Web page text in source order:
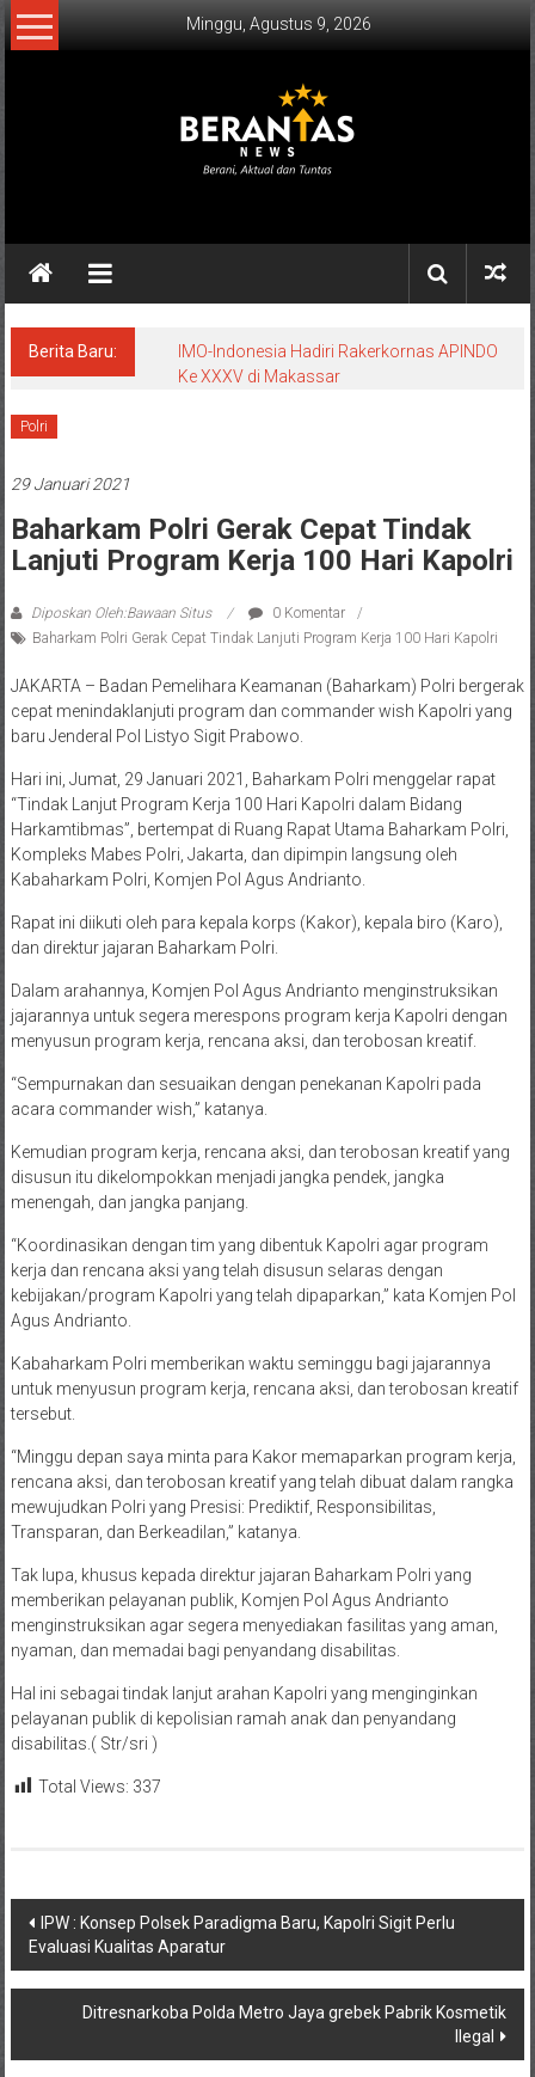
Lompat
ke
Minggu, Agustus 9, 2026
NEWS
Aktual
Tuntas.
Berita Baru:
IMO-Indonesia Hadiri Rakerkornas APINDO
Ke XXXV di Makassar
Polri
29 Januari 2021
Baharkam Polri Gerak Cepat Tindak
Lanjuti Program Kerja 100 Hari Kapolri
Diposkan Oleh:Bawaan Situs
0 Komentar
Baharkam Polri Gerak Cepat Tindak Lanjuti Program Kerja 100 Hari Kapolri
JAKARTA – Badan Pemelihara Keamanan (Baharkam) Polri bergerak
cepat menindaklanjuti program dan commander wish Kapolri yang
baru Jenderal Pol Listyo Sigit Prabowo.
Hari ini, Jumat, 29 Januari 2021, Baharkam Polri menggelar rapat
“Tindak Lanjut Program Kerja 100 Hari Kapolri dalam Bidang
Harkamtibmas”, bertempat di Ruang Rapat Utama Baharkam Polri,
Kompleks Mabes Polri, Jakarta, dan dipimpin langsung oleh
Kabaharkam Polri, Komjen Pol Agus Andrianto.
Rapat ini diikuti oleh para kepala korps (Kakor), kepala biro (Karo),
dan direktur jajaran Baharkam Polri.
Dalam arahannya, Komjen Pol Agus Andrianto menginstruksikan
jajarannya untuk segera merespons program kerja Kapolri dengan
menyusun program kerja, rencana aksi, dan terobosan kreatif.
“Sempurnakan dan sesuaikan dengan penekanan Kapolri pada
acara commander wish,” katanya.
Kemudian program kerja, rencana aksi, dan terobosan kreatif yang
disusun itu dikelompokkan menjadi jangka pendek, jangka
menengah, dan jangka panjang.
“Koordinasikan dengan tim yang dibentuk Kapolri agar program
kerja dan rencana aksi yang telah disusun selaras dengan
kebijakan/program Kapolri yang telah dipaparkan,” kata Komjen Pol
Agus Andrianto.
Kabaharkam Polri memberikan waktu seminggu bagi jajarannya
untuk menyusun program kerja, rencana aksi, dan terobosan kreatif
tersebut.
“Minggu depan saya minta para Kakor memaparkan program kerja,
rencana aksi, dan terobosan kreatif yang telah dibuat dalam rangka
mewujudkan Polri yang Presisi: Prediktif, Responsibilitas,
Transparan, dan Berkeadilan,” katanya.
Tak lupa, khusus kepada direktur jajaran Baharkam Polri yang
memberikan pelayanan publik, Komjen Pol Agus Andrianto
menginstruksikan agar segera menyediakan fasilitas yang aman,
nyaman, dan memadai bagi penyandang disabilitas.
Hal ini sebagai tindak lanjut arahan Kapolri yang menginginkan
pelayanan publik di kepolisian ramah anak dan penyandang
disabilitas.( Str/sri )
Total Views: 337
Navigasi
pos
IPW : Konsep Polsek Paradigma Baru, Kapolri Sigit Perlu
Evaluasi Kualitas Aparatur
Ditresnarkoba Polda Metro Jaya grebek Pabrik Kosmetik
Ilegal